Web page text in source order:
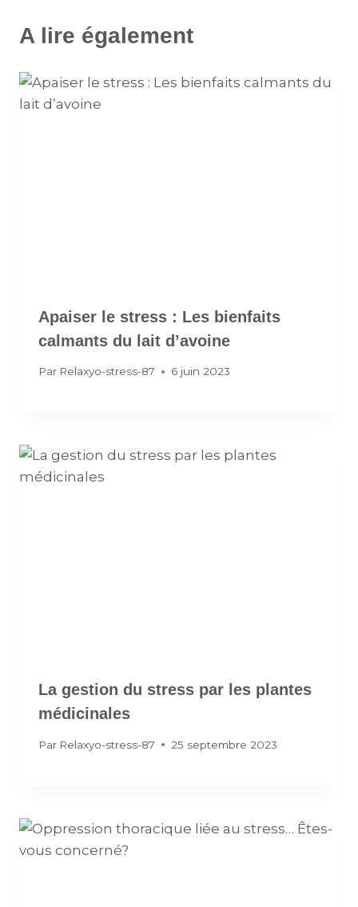
A lire également
Apaiser le stress : Les bienfaits
calmants du lait d’avoine
Par Relaxyo-stress-87 6 juin 2023
La gestion du stress par les plantes
médicinales
Par Relaxyo-stress-87 25 septembre 2023